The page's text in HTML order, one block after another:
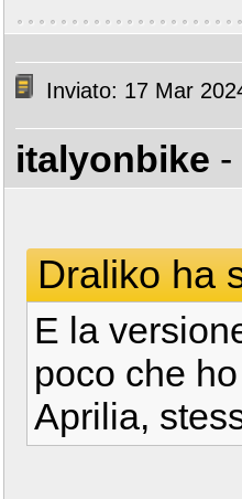
Inviato: 17 Mar
italyonbike -
Draliko ha
E la
poco che
Aprilia,